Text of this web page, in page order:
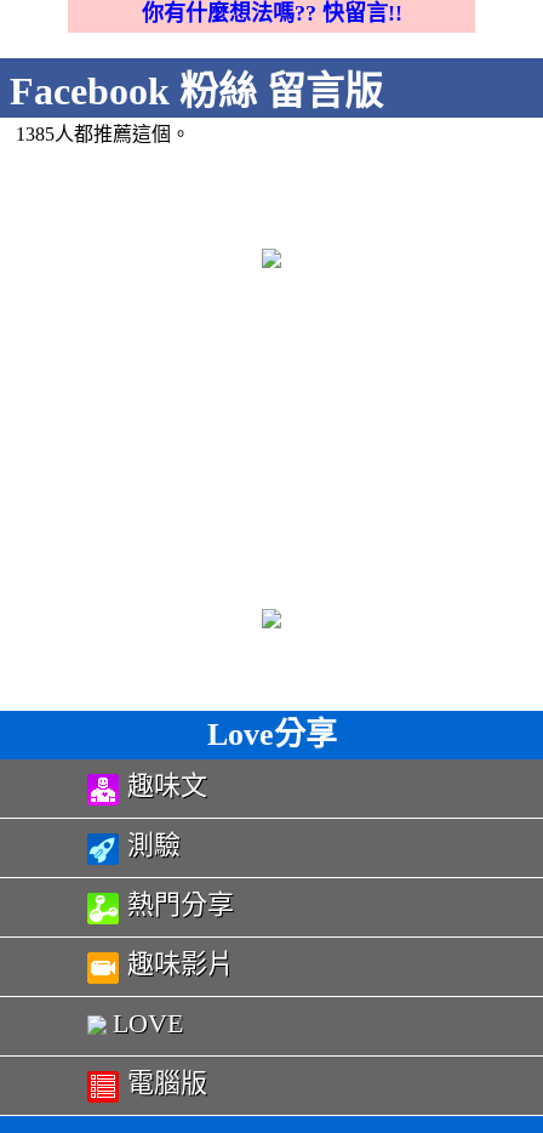
你有什麼想法嗎?? 快留言!!
Facebook 粉絲 留言版
1385人都推薦這個。
Love分享
趣味文
測驗
熱門分享
趣味影片
LOVE
電腦版